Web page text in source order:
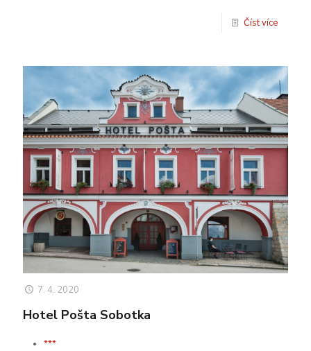
Číst více
7. 4. 2020
Hotel Pošta Sobotka
***